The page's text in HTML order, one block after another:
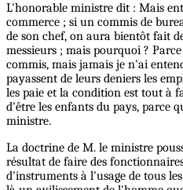
L'honorable ministre dit : Mais
commerce ; si un commis de
de son chef, on aura bientôt fait
messieurs ; mais pourquoi ?
commis, mais jamais je n'ai
payassent de leurs deniers les
les paie et la condition est tout à
d'être les enfants du pays, parce
ministre.
La doctrine de M. le ministre
résultat de faire des
d'instruments à l'usage de tous